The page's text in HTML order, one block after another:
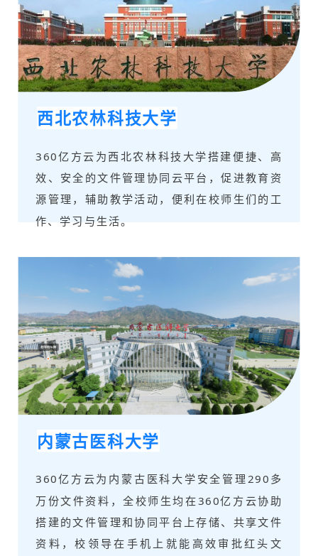
西北农林科技大学
360亿方云为西北农林科技大学搭建便捷、高
效、安全的文件管理协同云平台，促进教育资
源管理，辅助教学活动，便利在校师生们的工
作、学习与生活。
内蒙古医科大学
360亿方云为内蒙古医科大学安全管理290多
万份文件资料，全校师生均在360亿方云协助
搭建的文件管理和协同平台上存储、共享文件
资料，校领导在手机上就能高效审批红头文